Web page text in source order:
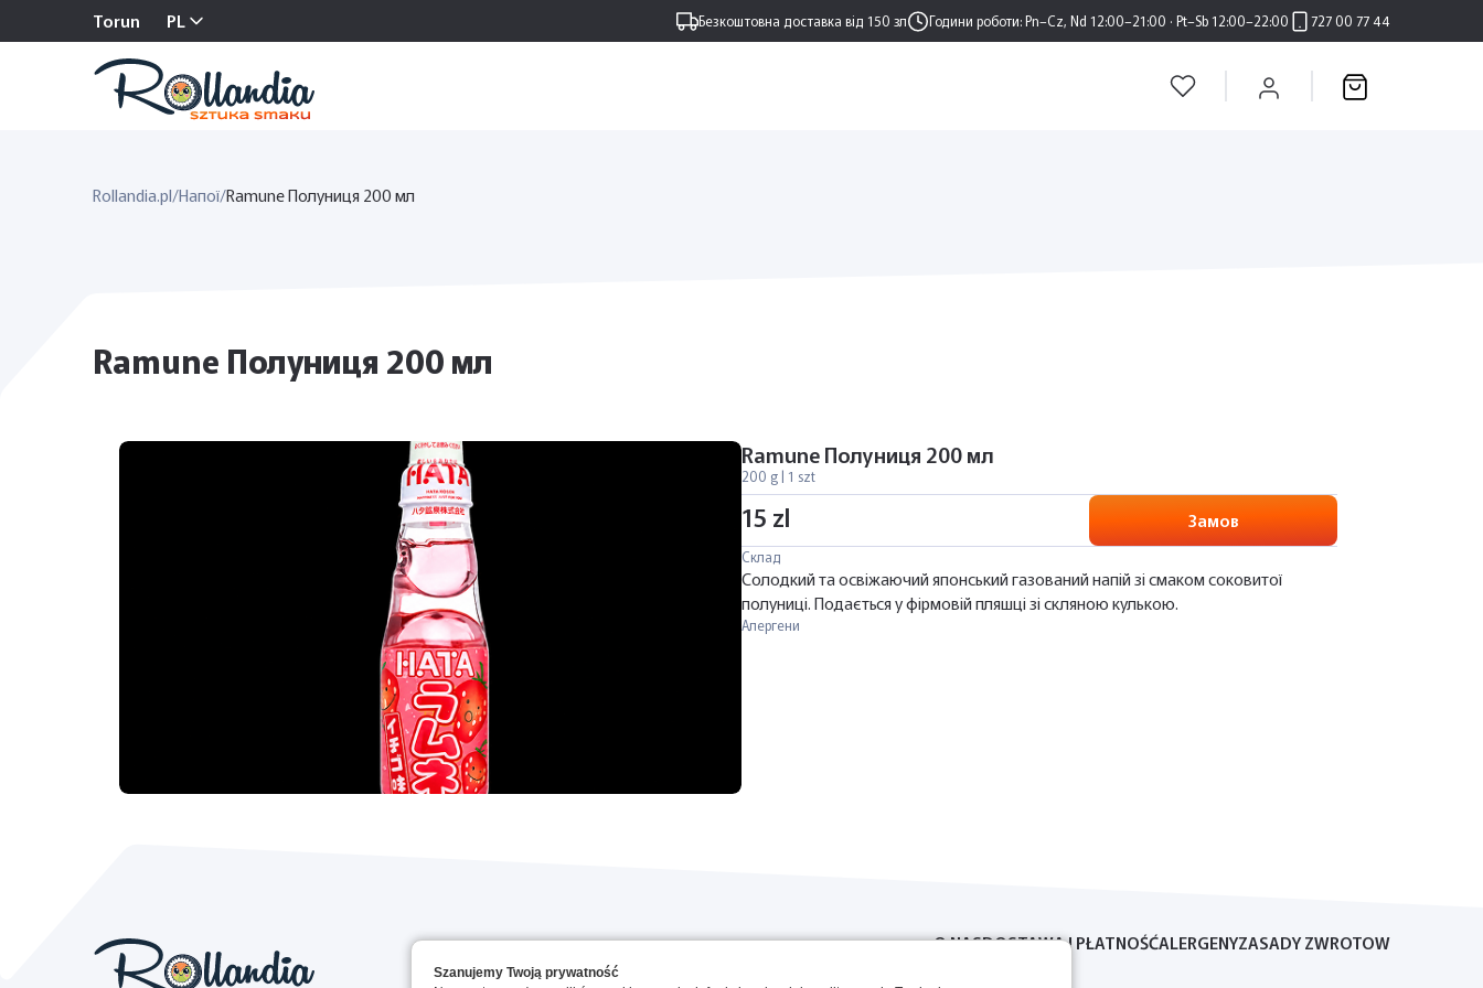
Torun PL Безкоштовна доставка від 150 зл Години роботи:Pn–Cz, Nd 12:00–21:00 · Pt–Sb 12:00–22:00 727 00 77 44
Rollandia.pl/Напої/Ramune Полуниця 200 мл
Ramune Полуниця 200 мл
Ramune Полуниця 200 мл
200 g | 1 szt
15 zl Замов
Склад
Солодкий та освіжаючий японський газований напій зі смаком соковитої
полуниці. Подається у фірмовій пляшці зі скляною кулькою.
Алергени
O NASDOSTAWA I PŁATNOŚĆALERGENYZASADY ZWROTOW
Szanujemy Twoją prywatność